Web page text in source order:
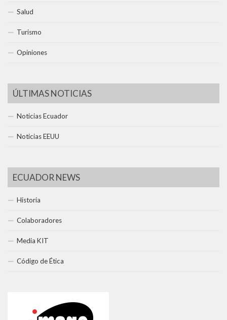
Salud
Turismo
Opiniones
ÚLTIMAS NOTICIAS
Noticias Ecuador
Noticias EEUU
ECUADOR NEWS
Historia
Colaboradores
Media KIT
Código de Ética